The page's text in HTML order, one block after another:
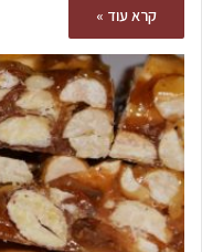
קרא עוד »